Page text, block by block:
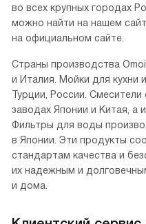
во всех крупных городах
можно найти на нашем
на официальном сайте.
Страны производства
и Италия. Мойки для кухни
Турции, России.
заводах Японии и Китая, а
Фильтры для воды
в Японии. Эти продукты
стандартам качества и
их надежным и
и дома.